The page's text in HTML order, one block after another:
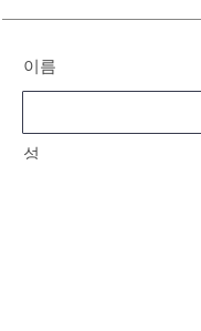
이름
성